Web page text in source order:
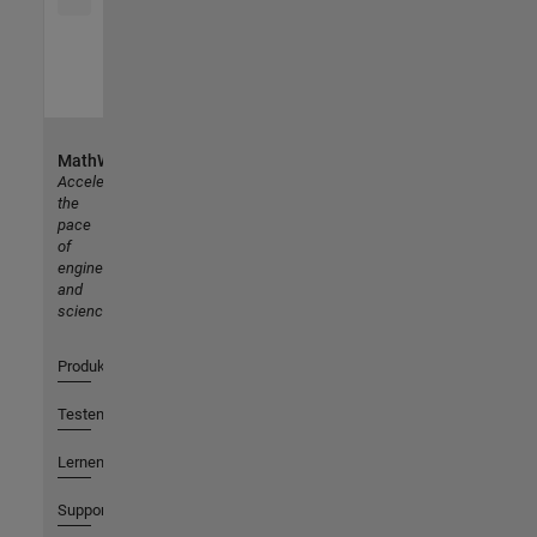
MathWorks
Accelerating
the
pace
of
engineering
and
science
Produkte
Testen oder Kaufen
Lernen
Support